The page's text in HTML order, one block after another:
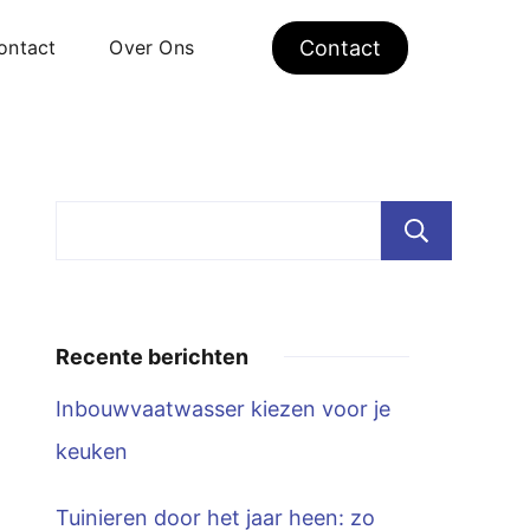
Over Ons Contact
Recente berichten
Inbouwvaatwasser kiezen voor je
keuken
Tuinieren door het jaar heen: zo